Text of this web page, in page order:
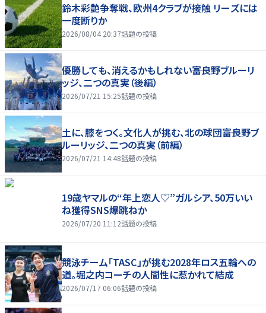
鈴木彩艶争奪戦、欧州4クラブが接触 リーズには
一度断りか
2026/08/04 20:37話題の投稿
優勝しても、消えるかもしれない――富良野ブルーリ
ッジ、二つの真実（後編）
2026/07/21 15:25話題の投稿
土に、膝をつく。文化人が挑む、北の球団――富良野ブ
ルーリッジ、二つの真実（前編）
2026/07/21 14:48話題の投稿
19歳ヤマルの“年上恋人♡”ガルシア、50万いい
ね獲得SNS爆跳ねか
2026/07/20 11:12話題の投稿
競泳チーム「TASC」が挑む2028年ロス五輪への
道。堀之内コーチの人間性に惹かれて結成
2026/07/17 06:06話題の投稿